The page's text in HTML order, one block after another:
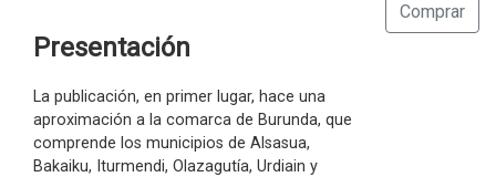
Comprar
Presentación
La publicación, en primer lugar, hace una
aproximación a la comarca de Burunda, que
comprende los municipios de Alsasua,
Bakaiku, Iturmendi, Olazagutía, Urdiain y